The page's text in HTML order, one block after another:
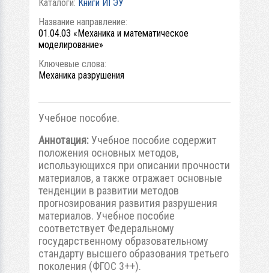
Каталоги: Книги ИГЭУ
Название направление:
01.04.03 «Механика и математическое
моделирование»
Ключевые слова:
Механика разрушения
Учебное пособие.
Аннотация:Учебное пособие содержит
положения основных методов,
использующихся при описании прочности
материалов, а также отражает основные
тенденции в развитии методов
прогнозирования развития разрушения
материалов. Учебное пособие
соответствует Федеральному
государственному образовательному
стандарту высшего образования третьего
поколения (ФГОС 3++).